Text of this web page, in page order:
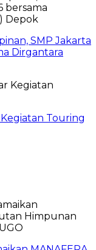
SMP Jakarta
Dirgantara
Touring